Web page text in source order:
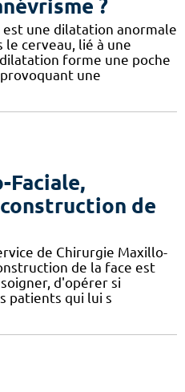
?
une dilatation anormale
le cerveau, lié à une
forme une poche
une
Faciale,
de
de Chirurgie Maxillo-
de la face est
d'opérer si
patients qui lui s